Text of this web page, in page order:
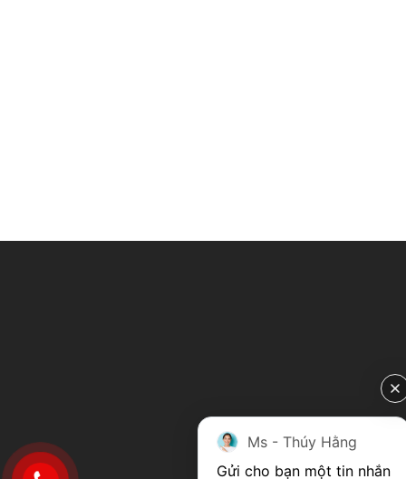
Ms - Thúy Hằng
Gửi cho bạn một tin nhắn